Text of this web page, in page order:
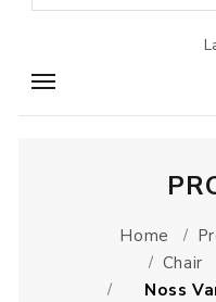
Home
Chair
Noss